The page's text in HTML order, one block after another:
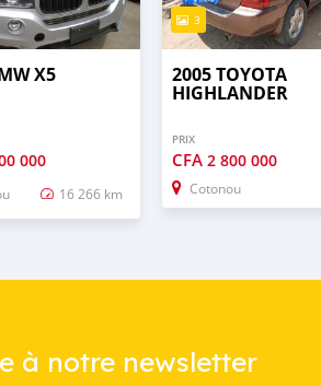
X5
000
16 266 km
3
2005 TOYOTA
HIGHLANDER
PRIX
CFA 2 800 000
Cotonou
à notre newsletter